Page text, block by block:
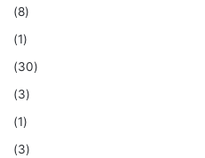
(8)
(1)
(30)
(3)
(1)
(3)